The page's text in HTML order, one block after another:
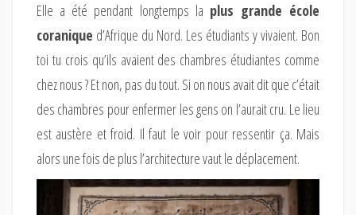
Elle a été pendant longtemps la plus grande école
coranique d’Afrique du Nord. Les étudiants y vivaient. Bon
toi tu crois qu’ils avaient des chambres étudiantes comme
chez nous ? Et non, pas du tout. Si on nous avait dit que c’était
des chambres pour enfermer les gens on l’aurait cru. Le lieu
est austère et froid. Il faut le voir pour ressentir ça. Mais
alors une fois de plus l’architecture vaut le déplacement.